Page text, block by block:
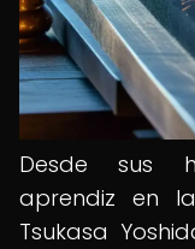
Desde sus
aprendiz en
Tsukasa